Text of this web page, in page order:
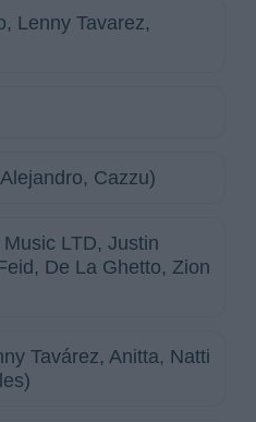
Lenny Tavarez,
Cazzu)
LTD, Justin
De La Ghetto, Zion
Tavárez, Anitta, Natti